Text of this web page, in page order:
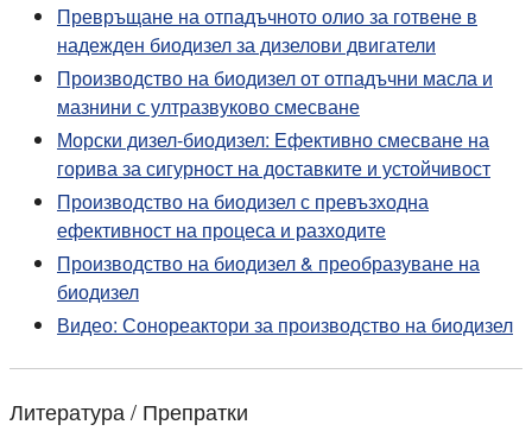
Превръщане на отпадъчното олио за готвене в
надежден биодизел за дизелови двигатели
Производство на биодизел от отпадъчни масла и
мазнини с ултразвуково смесване
Морски дизел-биодизел: Ефективно смесване на
горива за сигурност на доставките и устойчивост
Производство на биодизел с превъзходна
ефективност на процеса и разходите
Производство на биодизел & преобразуване на
биодизел
Видео: Сонореактори за производство на биодизел
Литература / Препратки